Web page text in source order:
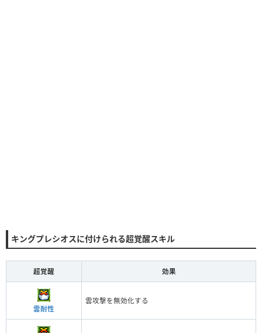
キングプレシオスに付けられる超覚醒スキル
超覚醒 効果
雲耐性
雲攻撃を無効化する